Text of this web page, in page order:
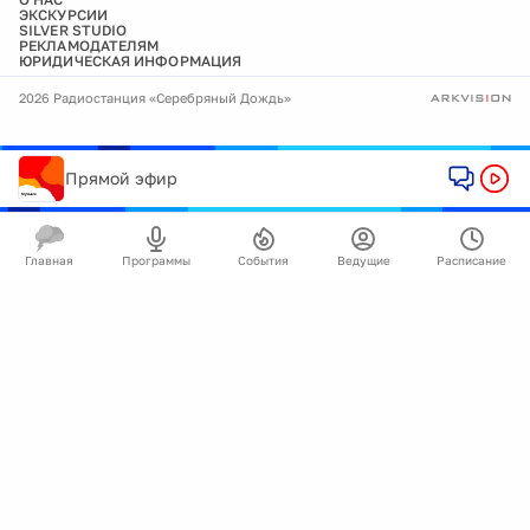
ЭКСКУРСИИ
SILVER STUDIO
РЕКЛАМОДАТЕЛЯМ
ЮРИДИЧЕСКАЯ ИНФОРМАЦИЯ
2026 Радиостанция «Серебряный Дождь»
Прямой эфир
Главная Программы События Ведущие Расписание